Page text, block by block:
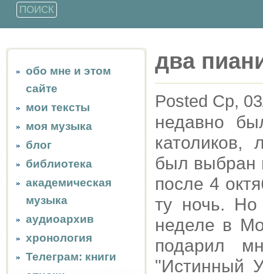
обо мне и этом
сайте
мои тексты
моя музыка
блог
библиотека
академическая
музыка
аудиоархив
хронология
Телеграм: книги
два
Posted Ср,
недавно
католиков,
был выбран
после 4
ту ночь. Но
неделе в
подарил
"Истинный